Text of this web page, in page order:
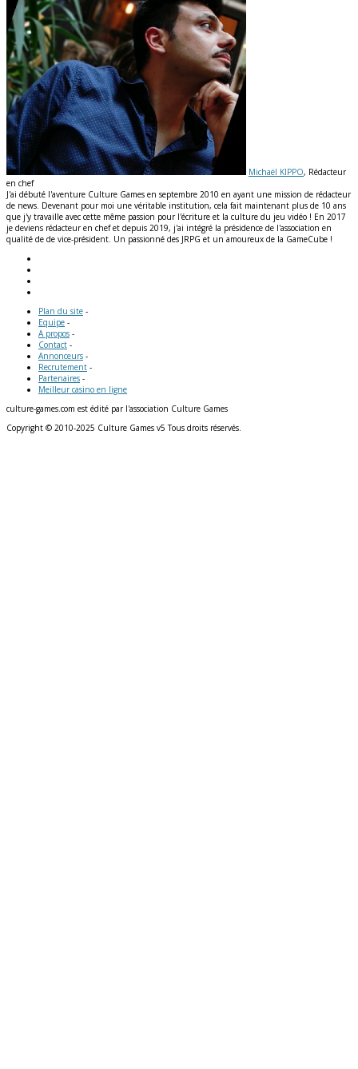
Michaël KIPPO, Rédacteur
en chef
J'ai débuté l'aventure Culture Games en septembre 2010 en ayant une mission de rédacteur
de news. Devenant pour moi une véritable institution, cela fait maintenant plus de 10 ans
que j'y travaille avec cette même passion pour l'écriture et la culture du jeu vidéo ! En 2017
je deviens rédacteur en chef et depuis 2019, j'ai intégré la présidence de l'association en
qualité de de vice-président. Un passionné des JRPG et un amoureux de la GameCube !
Plan du site -
Equipe -
A propos -
Contact -
Annonceurs -
Recrutement -
Partenaires -
Meilleur casino en ligne
culture-games.com est édité par l'association Culture Games
Copyright © 2010-2025 Culture Games v5 Tous droits réservés.